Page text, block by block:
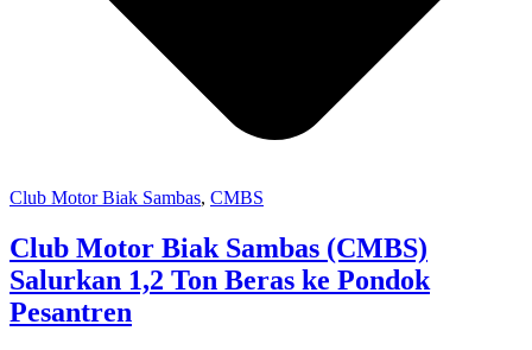
Club Motor Biak Sambas, CMBS
Club Motor Biak Sambas (CMBS)
Salurkan 1,2 Ton Beras ke Pondok
Pesantren